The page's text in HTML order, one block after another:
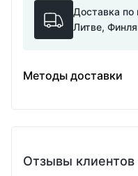
Доставка по
Литве,
Методы доставки
Отзывы клиентов